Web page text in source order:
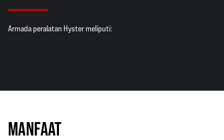
Armada peralatan Hyster meliputi:
MANFAAT